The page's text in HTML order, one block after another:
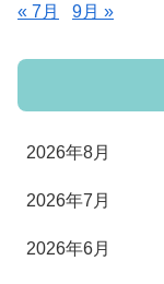
« 7月 9月 »
2026年8月
2026年7月
2026年6月